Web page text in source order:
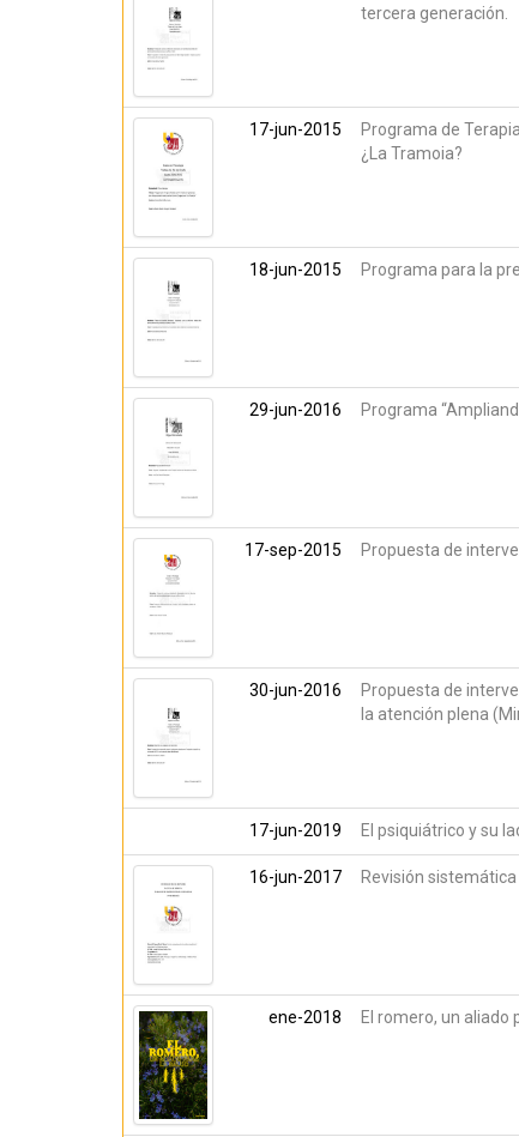
tercera generación.
17-jun-2015
Programa de
¿La Tramoia?
18-jun-2015 Programa para la
29-jun-2016 Programa
17-sep-2015 Propuesta de
30-jun-2016
Propuesta de
la atención plena
17-jun-2019 El psiquiátrico y su
16-jun-2017 Revisión
ene-2018 El romero, un aliado